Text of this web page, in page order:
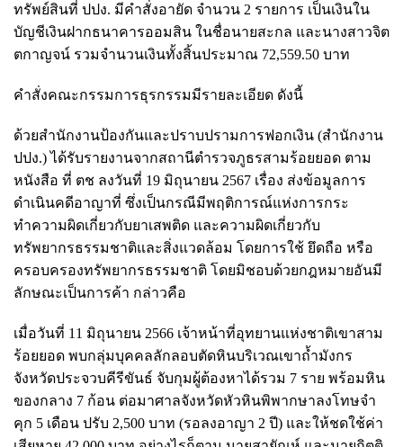
ทรัพย์สินที่ ปปง. มีคำสั่งอายัด จำนวน 2 รายการ เป็นเงินใน
บัญชีเงินฝากธนาคารออมสิน ในชื่อนายสะกล และนางสาวจิต
ตกาญจน์ รวมจำนวนเงินทั้งสิ้นประมาณ 72,559.50 บาท
คำสั่งคณะกรรมการธุรกรรมมีรายละเอียด ดังนี้
ด้วยสำนักงานป้องกันและปราบปรามการฟอกเงิน (สำนักงาน
ปปง.) ได้รับรายงานจากสถานีตำรวจภูธรสามร้อยยอด ตาม
หนังสือ ที่ ตช ลงวันที่ 19 มิถุนายน 2567 เรื่อง ส่งข้อมูลการ
ดำเนินคดีอาญาที่ ซึ่งเป็นกรณีมีพฤติการณ์แห่งการกระ
ทำความผิดเกี่ยวกับยาเสพติด และความผิดเกี่ยวกับ
ทรัพยากรธรรมชาติและสิ่งแวดล้อม โดยการใช้ ยึดถือ หรือ
ครอบครองทรัพยากรธรรมชาติ โดยมิชอบด้วยกฎหมายอันมี
ลักษณะเป็นการค้า กล่าวคือ
เมื่อวันที่ 11 มิถุนายน 2566 เจ้าหน้าที่อุทยานแห่งชาติเขาสาม
ร้อยยอด พบกลุ่มบุคคลลักลอบตัดหินบริเวณเขาถ้ำมังกร
จังหวัดประจวบคีรีขันธ์ จับกุมผู้ต้องหาได้รวม 7 ราย พร้อมหิน
ของกลาง 7 ก้อน ต่อมาศาลจังหวัดหัวหินพิพากษาลงโทษจำ
คุก 5 เดือน ปรับ 2,500 บาท (รอลงอาญา 2 ปี) และให้ชดใช้ค่า